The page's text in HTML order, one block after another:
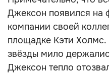
Джексон появился на
компании своей
площадке Кэти
звёзды мило
Джексон тепло